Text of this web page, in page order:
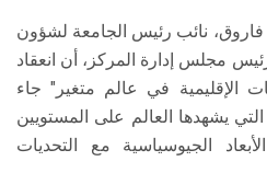
فاروق، نائب رئيس الجامعة لشؤون
مجلس إدارة المركز، أن انعقاد
الإقليمية في عالم متغير" جاء
يشهدها العالم على المستويين
الجيوسياسية مع التحديات